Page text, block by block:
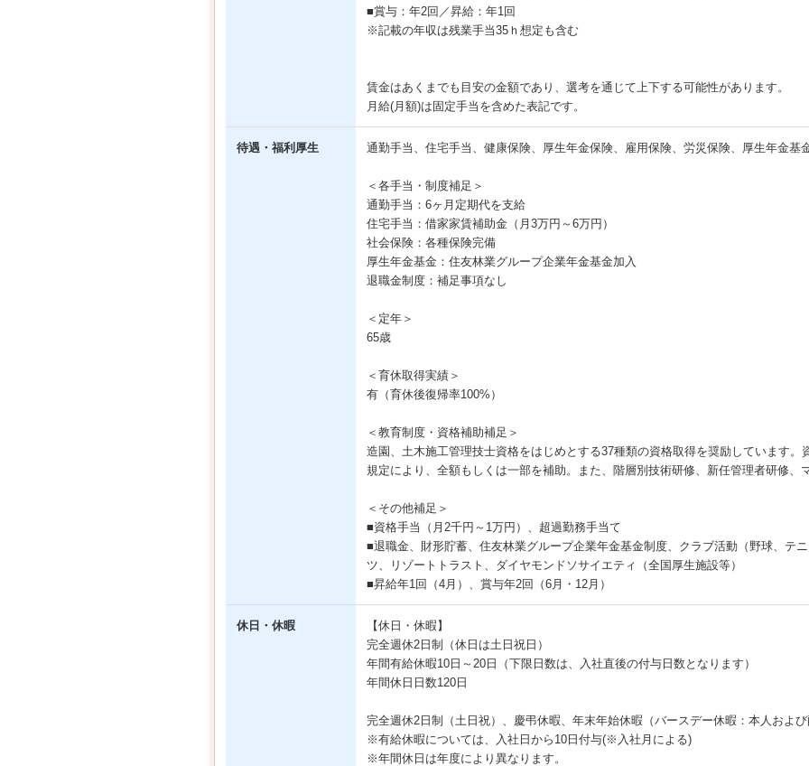
■賞与：年2回／昇給：年1回
※記載の年収は残業手当35ｈ想定も含む
賃金はあくまでも目安の金額であり、選考を通じて上下する可能性があります。
月給(月額)は固定手当を含めた表記です。
待遇・福利厚生 通勤手当、住宅手当、健康保険、厚生年金保険、雇用保険、労災保険、厚生年金基
＜各手当・制度補足＞
通勤手当：6ヶ月定期代を支給
住宅手当：借家家賃補助金（月3万円～6万円）
社会保険：各種保険完備
厚生年金基金：住友林業グループ企業年金基金加入
退職金制度：補足事項なし
＜定年＞
65歳
＜育休取得実績＞
有（育休後復帰率100%）
＜教育制度・資格補助補足＞
造園、土木施工管理技士資格をはじめとする37種類の資格取得を奨励しています。
規定により、全額もしくは一部を補助。また、階層別技術研修、新任管理者研修、
＜その他補足＞
■資格手当（月2千円～1万円）、超過勤務手当て
■退職金、財形貯蓄、住友林業グループ企業年金基金制度、クラブ活動（野球、テ
ツ、リゾートトラスト、ダイヤモンドソサイエティ（全国厚生施設等）
■昇給年1回（4月）、賞与年2回（6月・12月）
休日・休暇
【休日・休暇】
完全週休2日制（休日は土日祝日）
年間有給休暇10日～20日（下限日数は、入社直後の付与日数となります）
年間休日日数120日
完全週休2日制（土日祝）、慶弔休暇、年末年始休暇（バースデー休暇：本人および
※有給休暇については、入社日から10日付与(※入社月による)
※年間休日は年度により異なります。